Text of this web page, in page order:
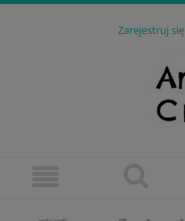
Zarejestruj się